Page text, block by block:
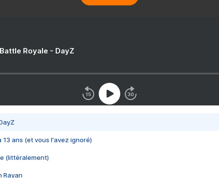
Royale - DayZ
13 ans (et vous l'avez ignoré)
(littéralement)
Rayan